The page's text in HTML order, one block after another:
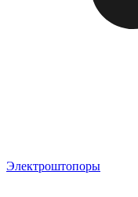
Электроштопоры